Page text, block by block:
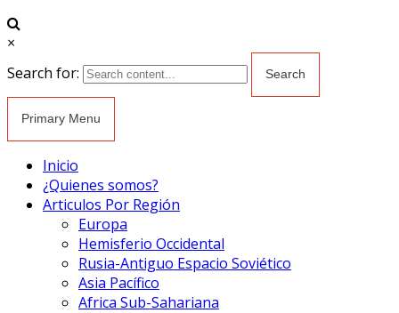
×
Search for:
Primary Menu
Inicio
¿Quienes somos?
Articulos Por Región
Europa
Hemisferio Occidental
Rusia-Antiguo Espacio Soviético
Asia Pacífico
Africa Sub-Sahariana